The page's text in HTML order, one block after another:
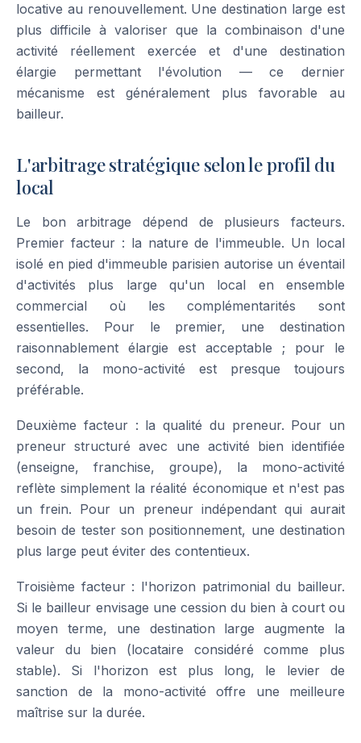
locative au renouvellement. Une destination large est
plus difficile à valoriser que la combinaison d'une
activité réellement exercée et d'une destination
élargie permettant l'évolution — ce dernier
mécanisme est généralement plus favorable au
bailleur.
L'arbitrage stratégique selon le profil du
local
Le bon arbitrage dépend de plusieurs facteurs.
Premier facteur : la nature de l'immeuble. Un local
isolé en pied d'immeuble parisien autorise un éventail
d'activités plus large qu'un local en ensemble
commercial où les complémentarités sont
essentielles. Pour le premier, une destination
raisonnablement élargie est acceptable ; pour le
second, la mono-activité est presque toujours
préférable.
Deuxième facteur : la qualité du preneur. Pour un
preneur structuré avec une activité bien identifiée
(enseigne, franchise, groupe), la mono-activité
reflète simplement la réalité économique et n'est pas
un frein. Pour un preneur indépendant qui aurait
besoin de tester son positionnement, une destination
plus large peut éviter des contentieux.
Troisième facteur : l'horizon patrimonial du bailleur.
Si le bailleur envisage une cession du bien à court ou
moyen terme, une destination large augmente la
valeur du bien (locataire considéré comme plus
stable). Si l'horizon est plus long, le levier de
sanction de la mono-activité offre une meilleure
maîtrise sur la durée.